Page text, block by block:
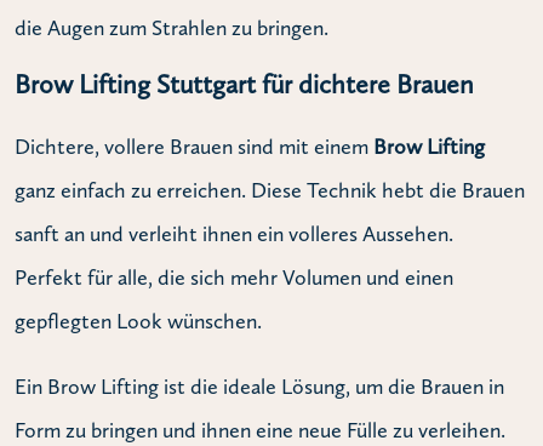
die Augen zum Strahlen zu bringen.
Brow Lifting Stuttgart für dichtere Brauen
Dichtere, vollere Brauen sind mit einem Brow Lifting
ganz einfach zu erreichen. Diese Technik hebt die Brauen
sanft an und verleiht ihnen ein volleres Aussehen.
Perfekt für alle, die sich mehr Volumen und einen
gepflegten Look wünschen.
Ein Brow Lifting ist die ideale Lösung, um die Brauen in
Form zu bringen und ihnen eine neue Fülle zu verleihen.